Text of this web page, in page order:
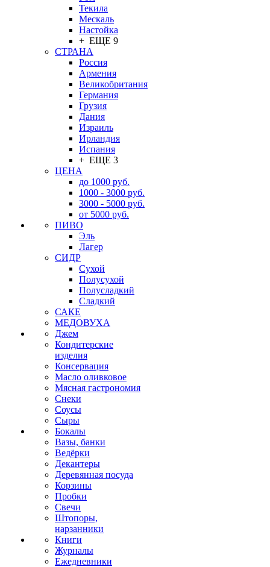
Текила
Мескаль
Настойка
+ ЕЩЕ 9
СТРАНА
Россия
Армения
Великобритания
Германия
Грузия
Дания
Израиль
Ирландия
Испания
+ ЕЩЕ 3
ЦЕНА
до 1000 руб.
1000 - 3000 руб.
3000 - 5000 руб.
от 5000 руб.
ПИВО
Эль
Лагер
СИДР
Сухой
Полусухой
Полусладкий
Сладкий
САКЕ
МЕДОВУХА
Джем
Кондитерские
изделия
Консервация
Масло оливковое
Мясная гастрономия
Снеки
Соусы
Сыры
Бокалы
Вазы, банки
Ведёрки
Декантеры
Деревянная посуда
Корзины
Пробки
Свечи
Штопоры,
нарзанники
Книги
Журналы
Ежедневники